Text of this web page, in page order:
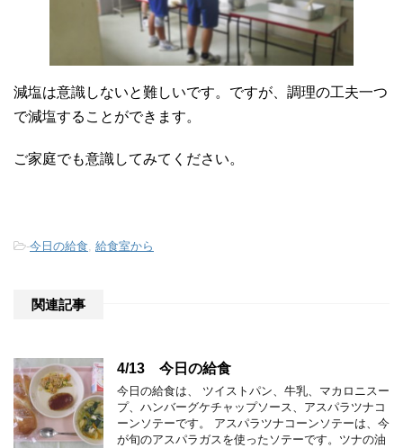
減塩は意識しないと難しいです。ですが、調理の工夫一つ
で減塩することができます。
ご家庭でも意識してみてください。
-今日の給食, 給食室から
関連記事
4/13 今日の給食
今日の給食は、 ツイストパン、牛乳、マカロニスー
プ、ハンバーグケチャップソース、アスパラツナコ
ーンソテーです。 アスパラツナコーンソテーは、今
が旬のアスパラガスを使ったソテーです。ツナの油